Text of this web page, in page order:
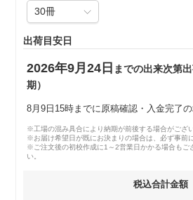
出荷目安日
2026年9月24日 までの出来次第
期）
8月9日15時までに原稿確認・入金完了
※工場の混み具合により納期が前後する場合がござ
※お届け希望日が既にお決まりの場合は、必ず事前
※ご注文後の初校作成に1～2営業日かかる場合もご
い。
税込合計金額